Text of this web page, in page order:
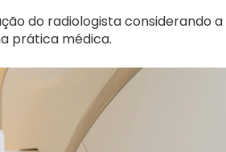
do radiologista considerando a
prática médica.